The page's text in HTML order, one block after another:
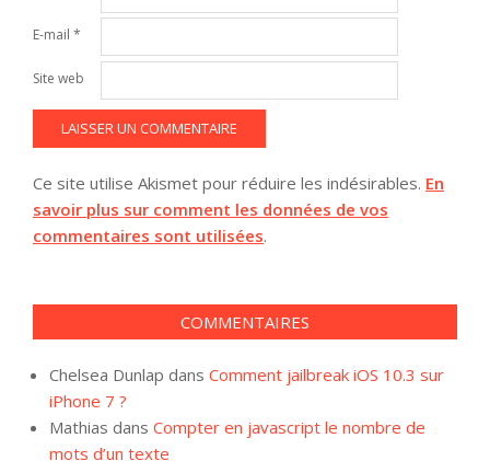
E-mail *
Site web
Ce site utilise Akismet pour réduire les indésirables. En
savoir plus sur comment les données de vos
commentaires sont utilisées.
COMMENTAIRES
Chelsea Dunlap dans Comment jailbreak iOS 10.3 sur
iPhone 7 ?
Mathias dans Compter en javascript le nombre de
mots d’un texte